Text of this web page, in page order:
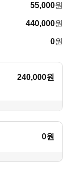
55,000원
440,000원
0원
240,000원
0원